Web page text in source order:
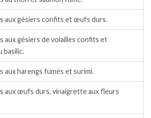
aux gésiers confits et œufs durs.
aux gésiers de volailles confits et
basilic.
aux harengs fumés et surimi.
aux œufs durs, vinaigrette aux fleurs